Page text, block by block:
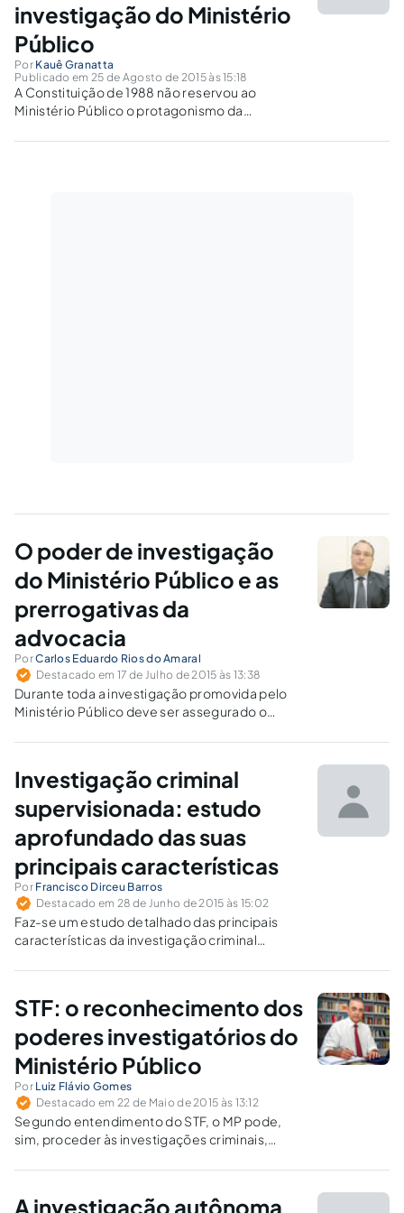
investigação do Ministério
Público
Por Kauê Granatta
Publicado em 25 de Agosto de 2015 às 15:18
A Constituição de 1988 não reservou ao
Ministério Público o protagonismo da
competência em norma constitucional
O poder de investigação
do Ministério Público e as
prerrogativas da
advocacia
PorCarlos Eduardo Rios do Amaral
Destacado em 17 de Julho de 2015 às 13:38
Durante toda a investigação promovida pelo
Ministério Público deve ser assegurado o
cidadão investigado e seu advogado
Recurso Extraordinário 593.727/STF.
Investigação criminal
supervisionada: estudo
aprofundado das suas
principais características
Por Francisco Dirceu Barros
Destacado em 28 de Junho de 2015 às 15:02
Faz-se um estudo detalhado das principais
características da investigação criminal
STF: o reconhecimento dos
poderes investigatórios do
Ministério Público
Por Luiz Flávio Gomes
Destacado em 22 de Maio de 2015 às 13:12
Segundo entendimento do STF, o MP pode,
sim, proceder às investigações criminais,
doutrinária e jurisprudencial sobre o tema.
A investigação autônoma